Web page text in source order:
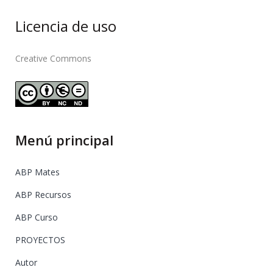
Licencia de uso
Creative Commons
Menú principal
ABP Mates
ABP Recursos
ABP Curso
PROYECTOS
Autor